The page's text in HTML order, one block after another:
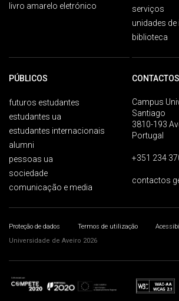
livro amarelo eletrónico
serviços
unidades
biblioteca
PÚBLICOS
futuros estudantes
estudantes ua
estudantes internacionais
alumni
pessoas ua
sociedade
comunicação e media
CONTACTOS
Campus
Santiago
3810-193
Portugal
+351 234
contactos
Proteção de dados Termos de utilização
Universidade de Aveiro 2026